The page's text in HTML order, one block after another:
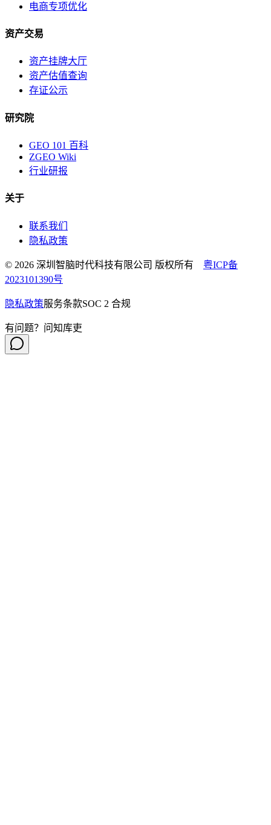
电商专项优化
资产交易
资产挂牌大厅
资产估值查询
存证公示
研究院
GEO 101 百科
ZGEO Wiki
行业研报
关于
联系我们
隐私政策
© 2026 深圳智脑时代科技有限公司 版权所有 粤ICP备
2023101390号
隐私政策服务条款SOC 2 合规
有问题？问知库吏